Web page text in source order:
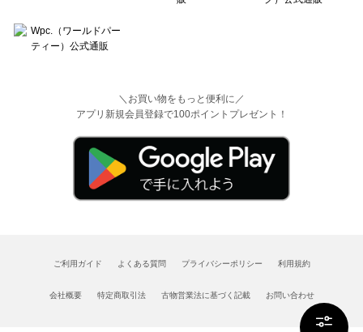
＼お買い物をもっと便利に／
アプリ新規会員登録で100ポイントプレゼント！
ご利用ガイド よくある質問 プライバシーポリシー 利用規約
会社概要 特定商取引法 古物営業法に基づく記載 お問い合わせ